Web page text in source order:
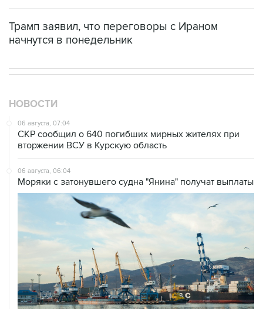
Трамп заявил, что переговоры с Ираном
начнутся в понедельник
НОВОСТИ
06 августа, 07:04
СКР сообщил о 640 погибших мирных жителях при
вторжении ВСУ в Курскую область
06 августа, 06:04
Моряки с затонувшего судна "Янина" получат выплаты